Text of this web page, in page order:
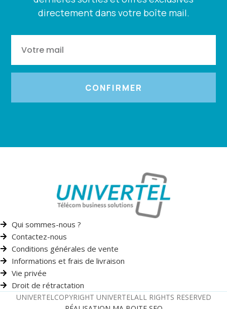
directement dans votre boîte mail.
CONFIRMER
Qui sommes-nous ?
Contactez-nous
Conditions générales de vente
Informations et frais de livraison
Vie privée
Droit de rétractation
UNIVERTELCOPYRIGHT UNIVERTELALL RIGHTS RESERVED